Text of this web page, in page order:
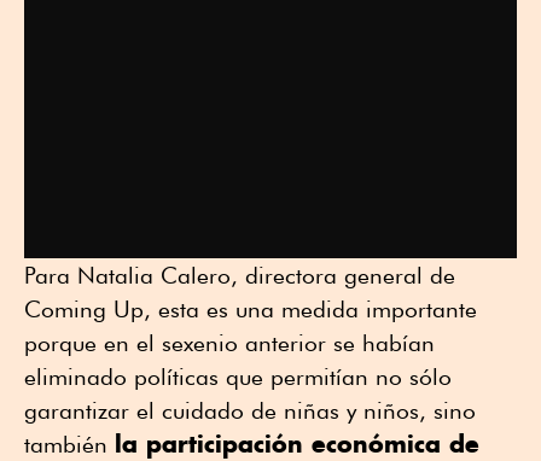
Para Natalia Calero, directora general de
Coming Up, esta es una medida importante
porque en el sexenio anterior se habían
eliminado políticas que permitían no sólo
garantizar el cuidado de niñas y niños, sino
también la participación económica de